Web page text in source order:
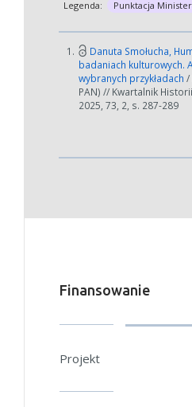
Legenda: Punktacja
1.
Danuta Smołucha,
badaniach kulturowych.
wybranych przykładach /
PAN) // Kwartalnik
2025, 73, 2, s. 287-289
Finansowanie
Projekt